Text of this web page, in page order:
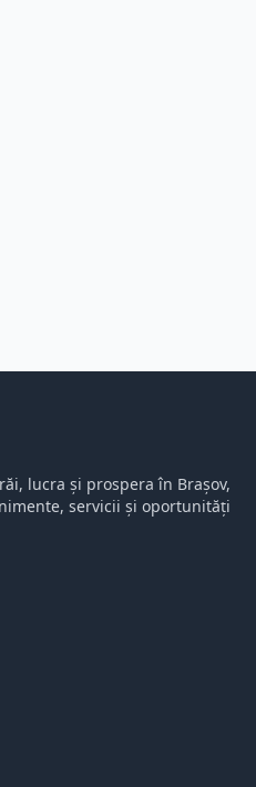
lucra și prospera în Brașov,
servicii și oportunități